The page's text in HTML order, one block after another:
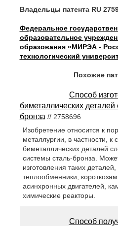
Владельцы патента RU
Федеральное
образовательное
образования «МИРЭА -
технологический
Похожие
Способ
биметаллических
бронза // 2758696
Изобретение относится к
металлургии, в частности, к
биметаллических деталей
системы сталь-бронза.
изготовления таких деталей,
теплообменники,
асинхронных двигателей,
химические реакторы.
Способ